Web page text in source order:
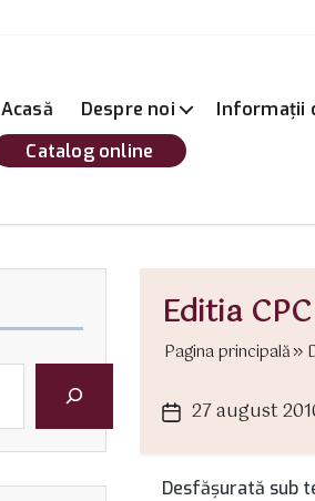
Acasă Despre noi Informații
Catalog online
Editia
Pagina principală
Dată27 august
Desfăşurată sub